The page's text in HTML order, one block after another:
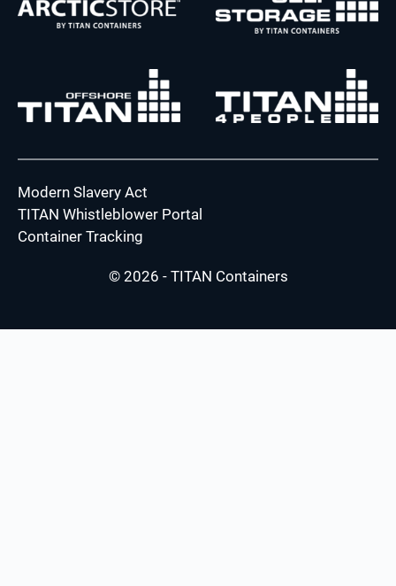
Modern Slavery Act
TITAN Whistleblower Portal
Container Tracking
© 2026 - TITAN Containers